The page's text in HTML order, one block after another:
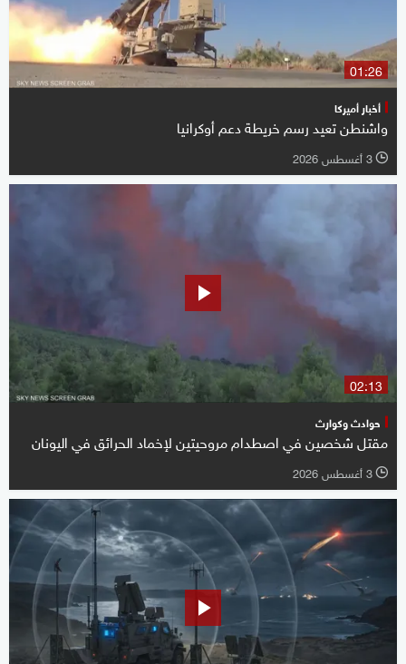
01:26
أخبار أميركا
واشنطن تعيد رسم خريطة دعم أوكرانيا
l 3 أغسطس 2026
02:13
حوادث وكوارث
مقتل شخصين في اصطدام مروحيتين لإخماد الحرائق في اليونان
l 3 أغسطس 2026